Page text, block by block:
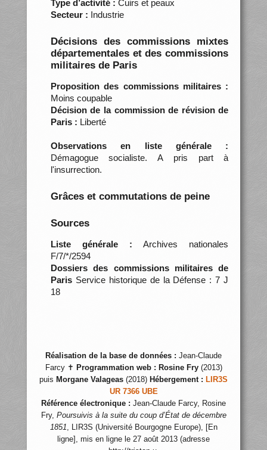
Type d’activité : Cuirs et peaux
Secteur : Industrie
Décisions des commissions mixtes
départementales et des commissions
militaires de Paris
Proposition des commissions militaires :
Moins coupable
Décision de la commission de révision de
Paris : Liberté
Observations en liste générale :
Démagogue socialiste. A pris part à
l'insurrection.
Grâces et commutations de peine
Sources
Liste générale : Archives nationales
F/7/*/2594
Dossiers des commissions militaires de
ParisService historique de la Défense : 7 J
18
Réalisation de la base de données : Jean-Claude
Farcy ✝ Programmation web : Rosine Fry(2013)
puis Morgane Valageas (2018) Hébergement : LIR3S
UR 7366 UBE
Référence électronique : Jean-Claude Farcy, Rosine
Fry, Poursuivis à la suite du coup d’État de décembre
1851, LIR3S (Université Bourgogne Europe), [En
ligne], mis en ligne le 27 août 2013 (adresse